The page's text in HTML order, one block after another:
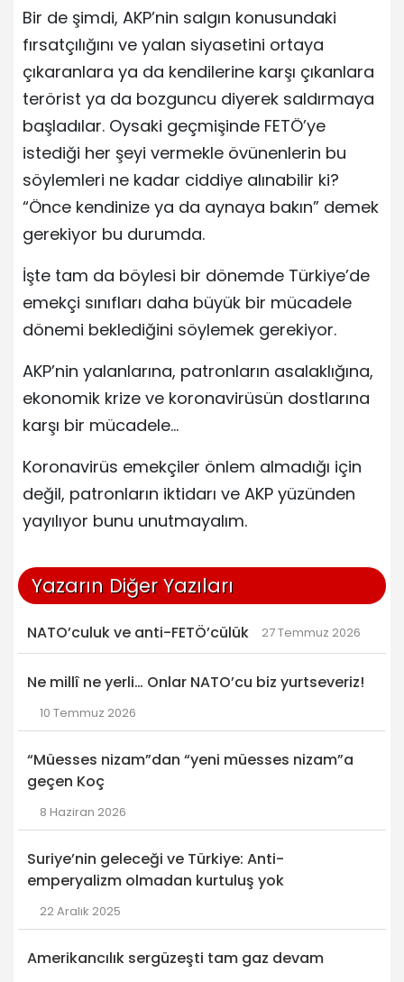
Bir de şimdi, AKP’nin salgın konusundaki
fırsatçılığını ve yalan siyasetini ortaya
çıkaranlara ya da kendilerine karşı çıkanlara
terörist ya da bozguncu diyerek saldırmaya
başladılar. Oysaki geçmişinde FETÖ’ye
istediği her şeyi vermekle övünenlerin bu
söylemleri ne kadar ciddiye alınabilir ki?
“Önce kendinize ya da aynaya bakın” demek
gerekiyor bu durumda.
İşte tam da böylesi bir dönemde Türkiye’de
emekçi sınıfları daha büyük bir mücadele
dönemi beklediğini söylemek gerekiyor.
AKP’nin yalanlarına, patronların asalaklığına,
ekonomik krize ve koronavirüsün dostlarına
karşı bir mücadele…
Koronavirüs emekçiler önlem almadığı için
değil, patronların iktidarı ve AKP yüzünden
yayılıyor bunu unutmayalım.
Yazarın Diğer Yazıları
NATO’culuk ve anti-FETÖ’cülük 27 Temmuz 2026
Ne millî ne yerli… Onlar NATO’cu biz yurtseveriz!
10 Temmuz 2026
“Müesses nizam”dan “yeni müesses nizam”a
geçen Koç
8 Haziran 2026
Suriye’nin geleceği ve Türkiye: Anti-
emperyalizm olmadan kurtuluş yok
22 Aralık 2025
Amerikancılık sergüzeşti tam gaz devam